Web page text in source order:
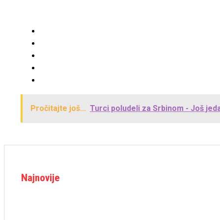
Pročitajte još... Turci poludeli za Srbinom - Još
Najnovije